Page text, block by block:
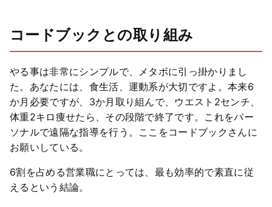
コードブックとの取り組み
やる事は非常にシンプルで、メタボに引っ掛かりまし
た。あなたには、食生活、運動系が大切ですよ。本来6
か月必要ですが、3か月取り組んで、ウエスト2センチ、
体重2キロ痩せたら、その段階で終了です。これをパー
ソナルで遠隔な指導を行う。ここをコードブックさんに
お願いしている。
6割を占める営業職にとっては、最も効率的で素直に従
えるという結論。